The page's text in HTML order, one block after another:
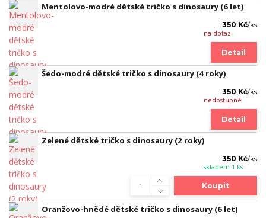
Mentolovo-modré dětské tričko s dinosaury (6 let)
350 Kč/ks
na dotaz
Detail
Šedo-modré dětské tričko s dinosaury (4 roky)
350 Kč/ks
nedostupné
Detail
Zelené dětské tričko s dinosaury (2 roky)
350 Kč/ks
skladem 1 ks
Koupit
Oranžovo-hnědé dětské tričko s dinosaury (6 let)